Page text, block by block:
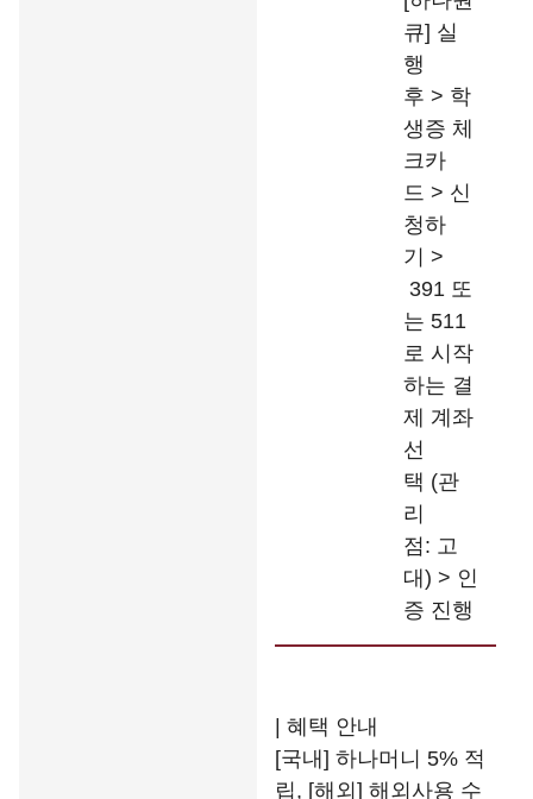
큐] 실
행
후 > 학
생증 체
크카
드 > 신
청하
기 >
391 또
는 511
로 시작
하는 결
제 계좌
선
택 (관
리
점: 고
대) > 인
증 진행
| 혜택 안내
[국내] 하나머니 5% 적
립, [해외] 해외사용 수